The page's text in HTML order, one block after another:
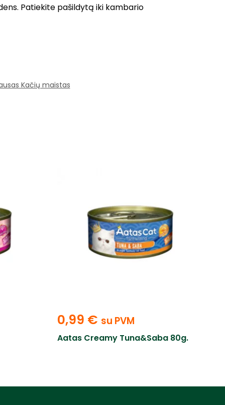
Patiekite pašildytą iki kambario
Kačių maistas
0,99 € su PVM
Aatas Creamy Tuna&Saba 80g.